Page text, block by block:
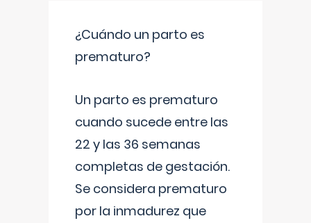
¿Cuándo un parto es
prematuro?
Un parto es prematuro
cuando sucede entre las
22 y las 36 semanas
completas de gestación.
Se considera prematuro
por la inmadurez que